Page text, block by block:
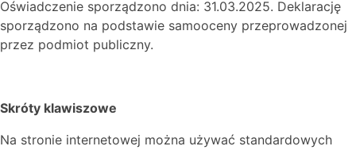
Oświadczenie sporządzono dnia: 31.03.2025. Deklarację
sporządzono na podstawie samooceny przeprowadzonej
przez podmiot publiczny.
Skróty klawiszowe
Na stronie internetowej można używać standardowych